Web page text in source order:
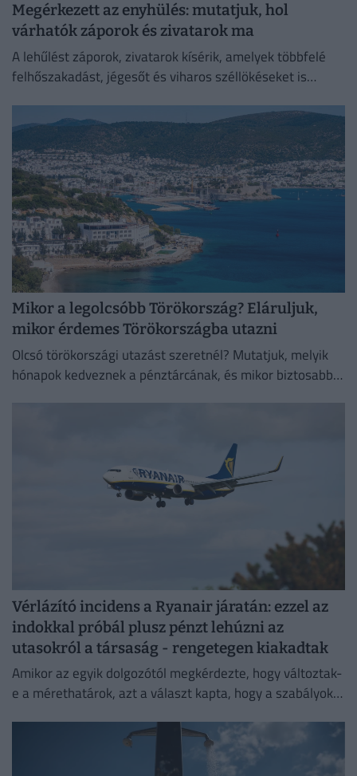
Megérkezett az enyhülés: mutatjuk, hol
várhatók záporok és zivatarok ma
A lehűlést záporok, zivatarok kísérik, amelyek többfelé
felhőszakadást, jégesőt és viharos széllökéseket is
Mikor a legolcsóbb Törökország? Eláruljuk,
mikor érdemes Törökországba utazni
Olcsó törökországi utazást szeretnél? Mutatjuk, melyik
hónapok kedveznek a pénztárcának, és mikor biztosabb a
Vérlázító incidens a Ryanair járatán: ezzel az
indokkal próbál plusz pénzt lehúzni az
utasokról a társaság - rengetegen kiakadtak
Amikor az egyik dolgozótól megkérdezte, hogy változtak-
e a mérethatárok, azt a választ kapta, hogy a szabályok